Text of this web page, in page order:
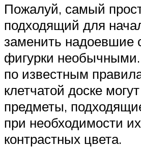
Пожалуй, самый
подходящий для
заменить надоевшие
фигурки
по известным
клетчатой доске
предметы,
при необходимости
контрастных цвета.